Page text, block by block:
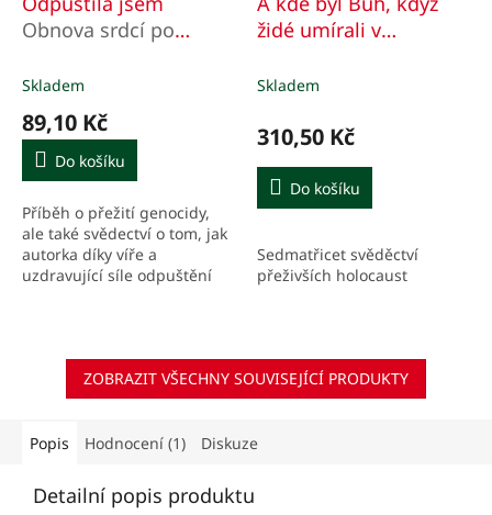
Obnova srdcí po
Skladem
89,10 Kč
Do košíku
Příběh o přežití genocidy,
ale také svědectví o tom, jak
autorka díky víře a
uzdravující síle odpuštění
židé umírali v
Skladem
310,50 Kč
Do košíku
Sedmatřicet svěděctví
přeživších holocaust
ZOBRAZIT VŠECHNY SOUVISEJÍCÍ PRODUKTY
Popis Hodnocení (1) Diskuze
Detailní popis produktu